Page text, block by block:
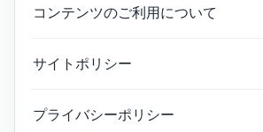
コンテンツのご利用について
サイトポリシー
プライバシーポリシー